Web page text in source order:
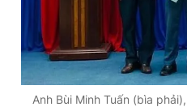
Anh Bùi Minh Tuấn (bìa